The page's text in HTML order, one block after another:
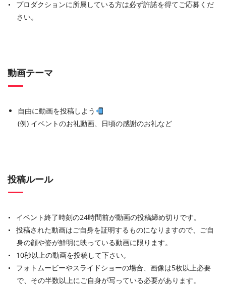
プロダクションに所属している方は必ず許諾を得てご応募くだ
さい。
動画テーマ
自由に動画を投稿しよう
(例) イベントのお礼動画、日頃の感謝のお礼など
投稿ルール
イベント終了時刻の24時間前が動画の投稿締め切りです。
投稿された動画はご自身を証明するものになりますので、ご自
身の顔や姿が鮮明に映っている動画に限ります。
10秒以上の動画を投稿して下さい。
フォトムービーやスライドショーの場合、画像は5枚以上必要
で、その半数以上にご自身が写っている必要があります。